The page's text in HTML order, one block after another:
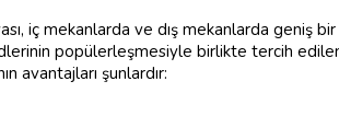
iç mekanlarda ve dış mekanlarda geniş
popülerleşmesiyle birlikte tercih
avantajları şunlardır: